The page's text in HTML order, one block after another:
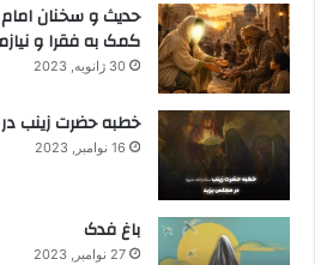
حدیث و سخنان
کمک به فقرا و
30 ژانویه, 2023
خطبه حضرت زینب
16 نوامبر, 2023
باغ فدک
27 نوامبر, 2023